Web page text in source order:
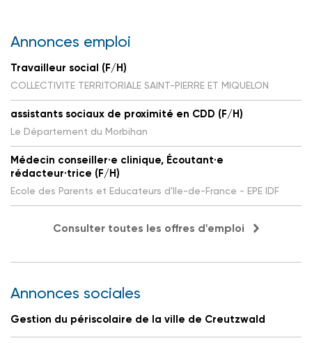
Annonces emploi
Travailleur social (F/H)
COLLECTIVITE TERRITORIALE SAINT-PIERRE ET MIQUELON
assistants sociaux de proximité en CDD (F/H)
Le Département du Morbihan
Médecin conseiller·e clinique, Écoutant·e
rédacteur·trice (F/H)
Ecole des Parents et Educateurs d'Ile-de-France - EPE IDF
Consulter toutes les offres d'emploi
Annonces sociales
Gestion du périscolaire de la ville de Creutzwald